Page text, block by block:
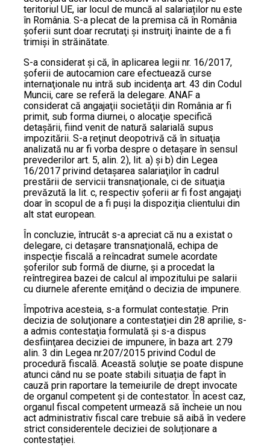
teritoriul UE, iar locul de muncă al salariaților nu este
în România. S-a plecat de la premisa că în România
şoferii sunt doar recrutaţi şi instruiţi înainte de a fi
trimişi în străinătate.
S-a considerat şi că, în aplicarea legii nr. 16/2017,
şoferii de autocamion care efectuează curse
internaţionale nu intră sub incidenţa art. 43 din Codul
Muncii, care se referă la delegare. ANAF a
considerat că angajaţii societăţii din România ar fi
primit, sub forma diurnei, o alocaţie specifică
detaşării, fiind venit de natură salarială supus
impozitării. S-a reţinut deopotrivă că în situaţia
analizată nu ar fi vorba despre o detaşare în sensul
prevederilor art. 5, alin. 2), lit. a) și b) din Legea
16/2017 privind detaşarea salariaţilor în cadrul
prestării de servicii transnaţionale, ci de situaţia
prevăzută la lit. c, respectiv şoferii ar fi fost angajaţi
doar în scopul de a fi puşi la dispoziţia clientului din
alt stat european.
În concluzie, întrucât s-a apreciat că nu a existat o
delegare, ci detaşare transnaţională, echipa de
inspecţie fiscală a reîncadrat sumele acordate
şoferilor sub formă de diurne, şi a procedat la
reîntregirea bazei de calcul al impozitului pe salarii
cu diurnele aferente emiţând o decizia de impunere.
Împotriva acesteia, s-a formulat contestație. Prin
decizia de soluţionare a contestaţiei din 28 aprilie, s-
a admis contestaţia formulată şi s-a dispus
desfiinţarea deciziei de impunere, în baza art. 279
alin. 3 din Legea nr.207/2015 privind Codul de
procedură fiscală. Această soluţie se poate dispune
atunci când nu se poate stabili situația de fapt în
cauză prin raportare la temeiurile de drept invocate
de organul competent şi de contestator. În acest caz,
organul fiscal competent urmează să încheie un nou
act administrativ fiscal care trebuie să aibă în vedere
strict considerentele deciziei de soluționare a
contestației.